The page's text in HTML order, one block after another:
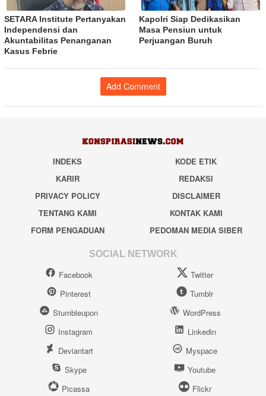
SETARA Institute Pertanyakan
Independensi dan
Akuntabilitas Penanganan
Kasus Febrie
Kapolri Siap Dedikasikan
Masa Pensiun untuk
Perjuangan Buruh
Add Comment
INDEKS
KODE ETIK
KARIR
REDAKSI
PRIVACY POLICY
DISCLAIMER
TENTANG KAMI
KONTAK KAMI
FORM PENGADUAN
PEDOMAN MEDIA SIBER
SOCIAL NETWORK
Facebook
Twitter
Pinterest
Tumblr
Stumbleupon
WordPress
Instagram
Linkedin
Deviantart
Myspace
Skype
Youtube
Picassa
Flickr